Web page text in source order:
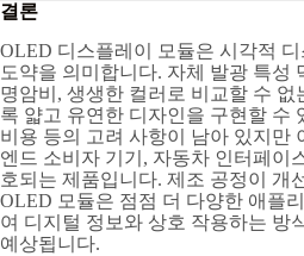
결론
OLED 디스플레이 모듈은 시각적
도약을 의미합니다. 자체 발광 특성
명암비, 생생한 컬러로 비교할 수 없
록 얇고 유연한 디자인을 구현할 수
비용 등의 고려 사항이 남아 있지만
엔드 소비자 기기, 자동차 인터페이
호되는 제품입니다. 제조 공정이 개
OLED 모듈은 점점 더 다양한 애플
여 디지털 정보와 상호 작용하는 방
예상됩니다.